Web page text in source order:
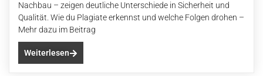
Nachbau – zeigen deutliche Unterschiede in Sicherheit und
Qualität. Wie du Plagiate erkennst und welche Folgen drohen –
Mehr dazu im Beitrag
Weiterlesen